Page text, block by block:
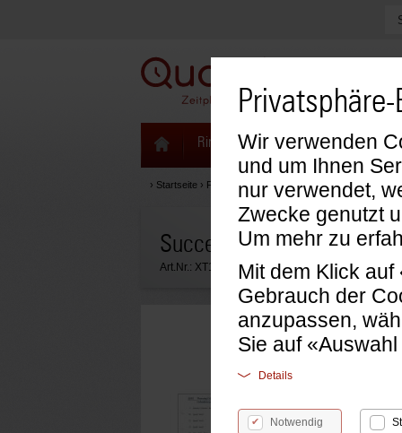
Wir verwenden
und um Ihnen
nur verwendet,
Zwecke genutzt
Um mehr zu
Mit dem Klick
Gebrauch der
anzupassen,
Sie auf
Details
Notwendig
Ringbücher & Zeitplaner
› Startseite› Formblätter & Einlagen› Succes Einlagen ›
Succes Jahresplaner-
Art.Nr.: XT159.27